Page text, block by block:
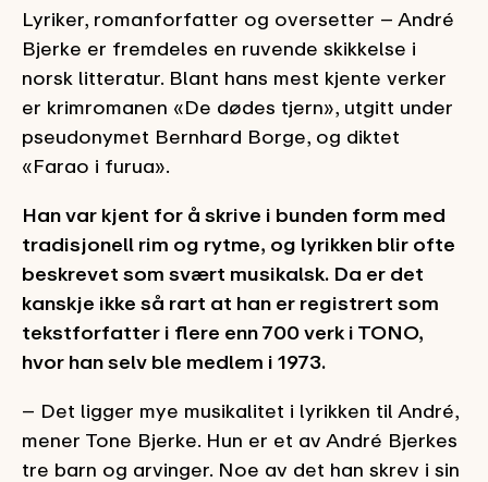
Lyriker, romanforfatter og oversetter – André
Bjerke er fremdeles en ruvende skikkelse i
norsk litteratur. Blant hans mest kjente verker
er krimromanen «De dødes tjern», utgitt under
pseudonymet Bernhard Borge, og diktet
«Farao i furua».
Han var kjent for å skrive i bunden form med
tradisjonell rim og rytme, og lyrikken blir ofte
beskrevet som svært musikalsk. Da er det
kanskje ikke så rart at han er registrert som
tekstforfatter i flere enn 700 verk i TONO,
hvor han selv ble medlem i 1973.
– Det ligger mye musikalitet i lyrikken til André,
mener Tone Bjerke. Hun er et av André Bjerkes
tre barn og arvinger. Noe av det han skrev i sin